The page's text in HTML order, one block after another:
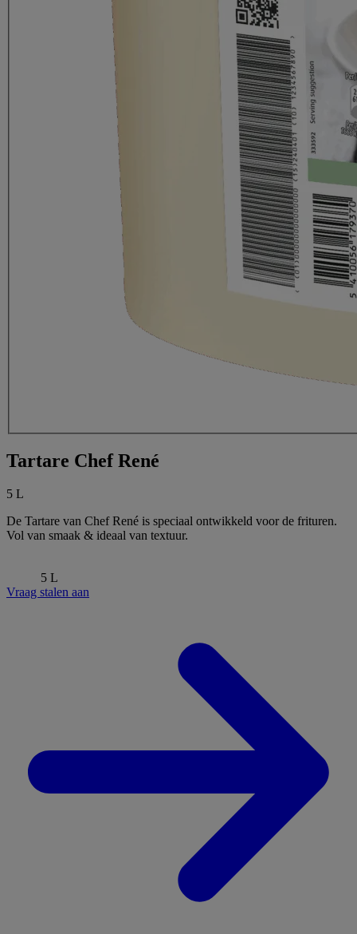
Tartare Chef René
5 L
De Tartare van Chef René is speciaal ontwikkeld voor de frituren.
Vol van smaak & ideaal van textuur.
5 L
Vraag stalen aan